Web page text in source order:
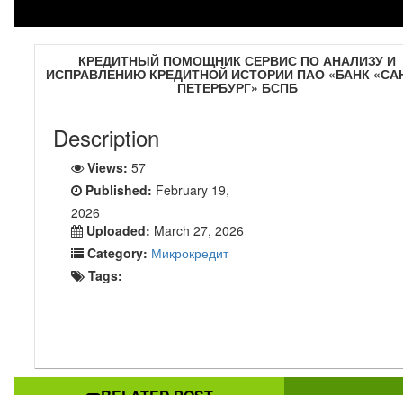
Исправление кредитной
через специальную
банке
полностью (с первого звонка до полного списания
КРЕДИТНЫЙ ПОМОЩНИК СЕРВИС ПО АНАЛИЗУ И
ИСПРАВЛЕНИЮ КРЕДИТНОЙ ИСТОРИИ ПАО «БАНК
ПЕТЕРБУРГ» БСПБ
Description
Views: 57
Published: February 19,
2026
Uploaded: March 27, 2026
Category: Микрокредит
Tags: